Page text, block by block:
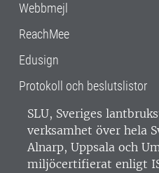
Webbmejl
ReachMee
Edusign
Protokoll och beslutslistor
SLU, Sveriges
verksamhet över hela
Alnarp, Uppsala och
miljöcertifierat enligt